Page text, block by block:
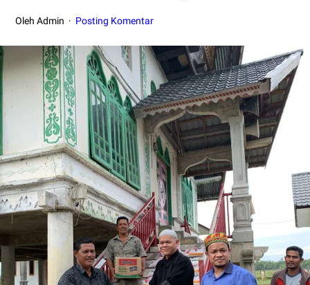
Oleh Admin Posting Komentar